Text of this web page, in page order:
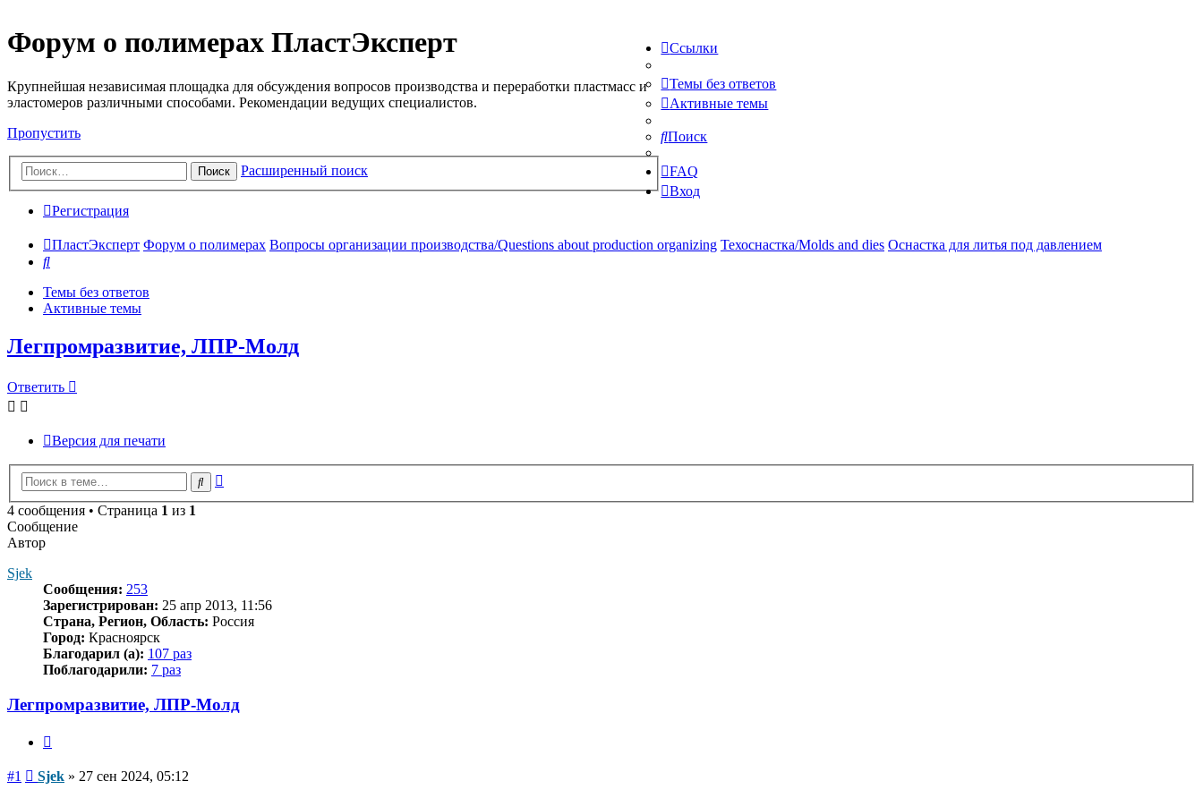
Форум о полимерах ПластЭксперт
Крупнейшая независимая площадка для обсуждения вопросов производства и переработки пластмасс и
эластомеров различными способами. Рекомендации ведущих специалистов.
Пропустить
Поиск Расширенный поиск
Ссылки
Темы без ответов
Активные темы
Поиск
FAQ
Вход
Регистрация
ПластЭксперт Форум о полимерах Вопросы организации производства/Questions about production organizing Техоснастка/Molds and dies Оснастка для литья под давлением
Поиск
Темы без ответов
Активные темы
Легпромразвитие, ЛПР-Молд
Ответить
Версия для печати
Поиск
4 сообщения • Страница 1 из 1
Сообщение
Автор
Sjek
Сообщения: 253
Зарегистрирован: 25 апр 2013, 11:56
Страна, Регион, Область: Россия
Город: Красноярск
Благодарил (а): 107 раз
Поблагодарили: 7 раз
Легпромразвитие, ЛПР-Молд
#1 Сообщение
Sjek » 27 сен 2024, 05:12